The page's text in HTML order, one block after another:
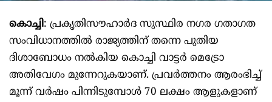
കൊച്ചി: പ്രകൃതിസൗഹാർദ സുസ്ഥിര നഗര ഗതാഗത
സംവിധാനത്തിൽ രാജ്യത്തിന് തന്നെ പുതിയ
ദിശാബോധം നല്‍കിയ കൊച്ചി വാട്ടർ മെട്രോ
അതിവേഗം മുന്നേറുകയാണ്. പ്രവര്‍ത്തനം ആരംഭിച്ച്
മൂന്ന് വര്‍ഷം പിന്നിടുമ്പോള്‍ 70 ലക്ഷം ആളുകളാണ്